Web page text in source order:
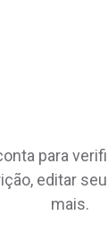
para
editar
mais.